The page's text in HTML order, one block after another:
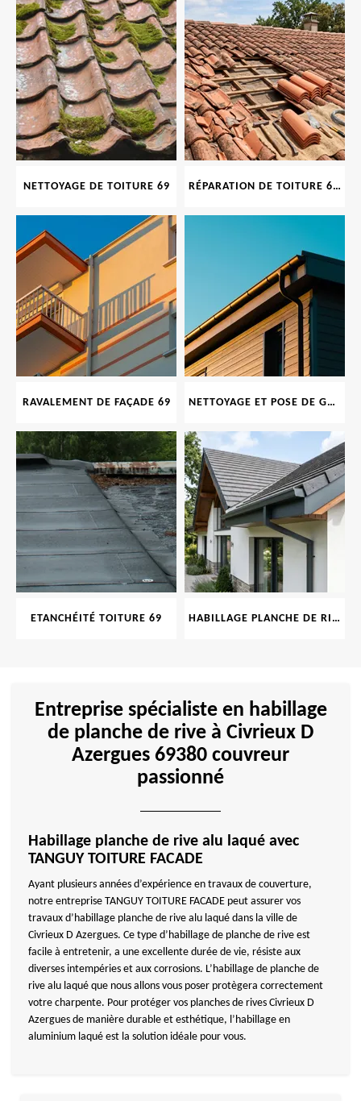
NETTOYAGE DE TOITURE 69 RÉPARATION DE TOITURE 69 RHONE, TUILES CASSÉES OU ABIMÉES
RAVALEMENT DE FAÇADE 69 NETTOYAGE ET POSE DE GOUTTIÈRE 69
ETANCHÉITÉ TOITURE 69 HABILLAGE PLANCHE DE RIVE 69
Entreprise spécialiste en habillage
de planche de rive à Civrieux D
Azergues 69380 couvreur
passionné
Habillage planche de rive alu laqué avec
TANGUY TOITURE FACADE
Ayant plusieurs années d’expérience en travaux de couverture,
notre entreprise TANGUY TOITURE FACADE peut assurer vos
travaux d’habillage planche de rive alu laqué dans la ville de
Civrieux D Azergues. Ce type d’habillage de planche de rive est
facile à entretenir, a une excellente durée de vie, résiste aux
diverses intempéries et aux corrosions. L’habillage de planche de
rive alu laqué que nous allons vous poser protègera correctement
votre charpente. Pour protéger vos planches de rives Civrieux D
Azergues de manière durable et esthétique, l’habillage en
aluminium laqué est la solution idéale pour vous.